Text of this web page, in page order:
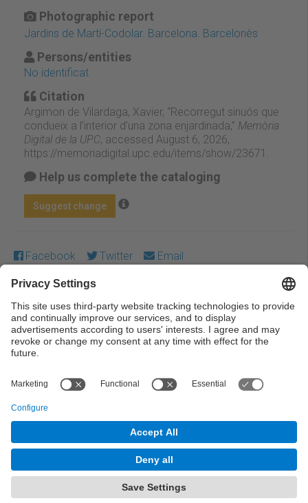
Photographic report
Jardins de Martí-Codolar. Barcelona. Barcelonès
Persons/entities
No identificat
Citation
Argimon de Vilardaga, Xavier, “Recorregut sinuós que
condueix a l’interior d’una zona enjardinada,” Memòria
Digital de la UPC, accessed August 6, 2026,
https://memoriadigital.upc.edu/items/show/23671
Help us complete the cataloging
Suggest change
Facebook Twitter Email
Except where otherwise noted, content on this work is
licensed under a Creative Commons license:Attribution-
NonCommercial-NoDerivs 4.0 Generic
© UPC Universitat Politècnica de Catalunya ·
BarcelonaTech